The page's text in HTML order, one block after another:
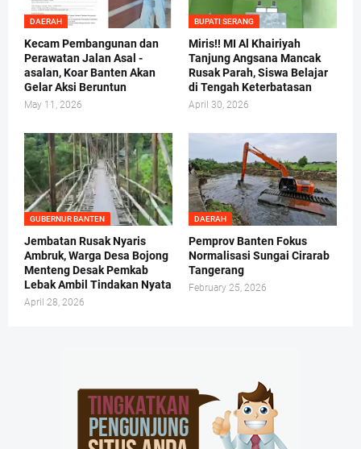
DAERAH
Kecam Pembangunan dan
Perawatan Jalan Asal -
asalan, Koar Banten Akan
Gelar Aksi Beruntun
May 11, 2026
BUPATI SERANG
Miris!! MI Al Khairiyah
Tanjung Angsana Mancak
Rusak Parah, Siswa Belajar
di Tengah Keterbatasan
April 30, 2026
GUBERNUR BANTEN
Jembatan Rusak Nyaris
Ambruk, Warga Desa Bojong
Menteng Desak Pemkab
Lebak Ambil Tindakan Nyata
April 28, 2026
DAERAH
Pemprov Banten Fokus
Normalisasi Sungai Cirarab
Tangerang
February 25, 2026